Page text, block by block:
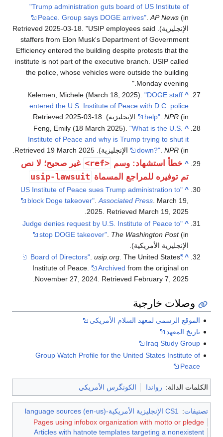
"Trump administration guts board of US Institute
Peace. Group says DOGE arrives".
2025-03-18. USIP employees said
staffers from Elon Musk's Department of
Efficiency entered the building despite protests that
institute is not part of the executive branch. USIP
the police, whose vehicles were outside the
Monday
Kelemen, Michele (March 18, 2025). "DOGE staff
entered the U.S. Institute of Peace with D.C.
help"
. Retrieved
2025-03-18
.
Feng, Emily (18 March 2025). "What is the U.S.
Institute of Peace and why is Trump trying to
down?"
. Retrieved
19 March2025
.
خطأ استشهاد: وسم<ref>
غير صحيح؛ لا نص
توفيره للمراجع المسماةusip-lawsuit
"US Institute of Peace sues Trump administration to
block Doge takeover" .Associated Press
2025. RetrievedMarch 19,
.
"Judge denies request by U.S. Institute of Peace to
stop DOGE takeover".The Washington Post
الأمريكية).
.usip.org . The United States
Institute of Peace.
Archivedfrom the original
November 27, 2024. RetrievedFebruary 7,
.
خارجية
الرسمي لمعهد السلام الأمريكي
Iraq Study
Group Watch Profile for the United States
رواندا الكونگرس الأمريكي
CS1 الإنجليزية الأمريكية-language sources (en-us)
Pages using infobox organization with motto or
Articles with hatnote templates targeting a